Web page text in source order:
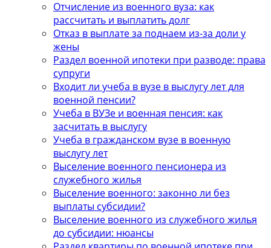
Отчисление из военного вуза: как
рассчитать и выплатить долг
Отказ в выплате за поднаем из-за доли у
жены
Раздел военной ипотеки при разводе: права
супруги
Входит ли учеба в вузе в выслугу лет для
военной пенсии?
Учеба в ВУЗе и военная пенсия: как
засчитать в выслугу
Учеба в гражданском вузе в военную
выслугу лет
Выселение военного пенсионера из
служебного жилья
Выселение военного: законно ли без
выплаты субсидии?
Выселение военного из служебного жилья
до субсидии: нюансы